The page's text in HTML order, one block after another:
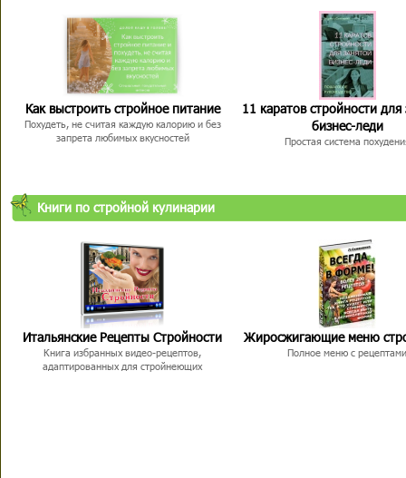
Как выстроить стройное питание
Похудеть, не считая каждую калорию и без
запрета любимых вкусностей
11 каратов стройности для
бизнес-леди
Простая система
Книги по стройной кулинарии
Итальянские Рецепты Стройности
Книга избранных видео-рецептов,
адаптированных для стройнеющих
Жиросжигающие меню
Полное меню с рецептами